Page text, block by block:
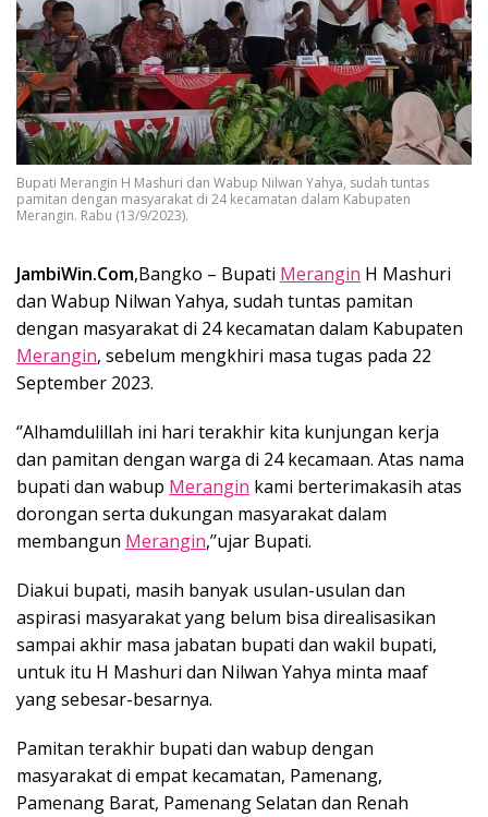
Bupati Merangin H Mashuri dan Wabup Nilwan Yahya, sudah tuntas
pamitan dengan masyarakat di 24 kecamatan dalam Kabupaten
Merangin. Rabu (13/9/2023).
JambiWin.Com,Bangko – Bupati Merangin H Mashuri
dan Wabup Nilwan Yahya, sudah tuntas pamitan
dengan masyarakat di 24 kecamatan dalam Kabupaten
Merangin, sebelum mengkhiri masa tugas pada 22
September 2023.
‘’Alhamdulillah ini hari terakhir kita kunjungan kerja
dan pamitan dengan warga di 24 kecamaan. Atas nama
bupati dan wabup Merangin kami berterimakasih atas
dorongan serta dukungan masyarakat dalam
membangun Merangin,’’ujar Bupati.
Diakui bupati, masih banyak usulan-usulan dan
aspirasi masyarakat yang belum bisa direalisasikan
sampai akhir masa jabatan bupati dan wakil bupati,
untuk itu H Mashuri dan Nilwan Yahya minta maaf
yang sebesar-besarnya.
Pamitan terakhir bupati dan wabup dengan
masyarakat di empat kecamatan, Pamenang,
Pamenang Barat, Pamenang Selatan dan Renah